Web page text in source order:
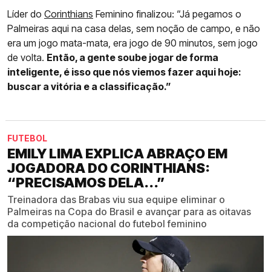
Líder do Corinthians Feminino finalizou: “Já pegamos o
Palmeiras aqui na casa delas, sem noção de campo, e não
era um jogo mata-mata, era jogo de 90 minutos, sem jogo
de volta. Então, a gente soube jogar de forma
inteligente, é isso que nós viemos fazer aqui hoje:
buscar a vitória e a classificação.”
FUTEBOL
EMILY LIMA EXPLICA ABRAÇO EM
JOGADORA DO CORINTHIANS:
“PRECISAMOS DELA...”
Treinadora das Brabas viu sua equipe eliminar o
Palmeiras na Copa do Brasil e avançar para as oitavas
da competição nacional do futebol feminino